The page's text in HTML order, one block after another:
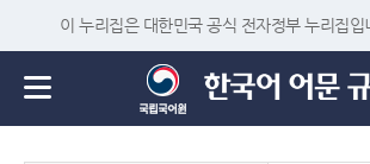
이 누리집은 대한민국 공식 전자정부 누리집입